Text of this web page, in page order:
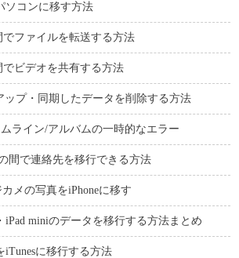
ソコンに移す方法
でファイルを転送する方法
でビデオを共有する方法
ップ・同期したデータを削除する方法
ライン/アルバムの一時的なエラー
間で連絡先を移行できる方法
メの写真をiPhoneに移す
iPad miniのデータを移行する方法まとめ
iTunesに移行する方法